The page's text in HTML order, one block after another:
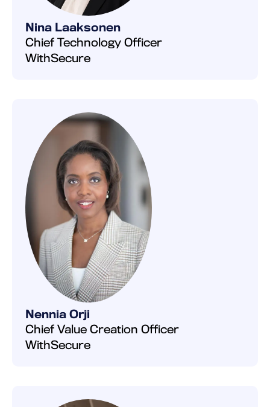
Nina Laaksonen
Chief Technology Officer
WithSecure
Nennia Orji
Chief Value Creation Officer
WithSecure